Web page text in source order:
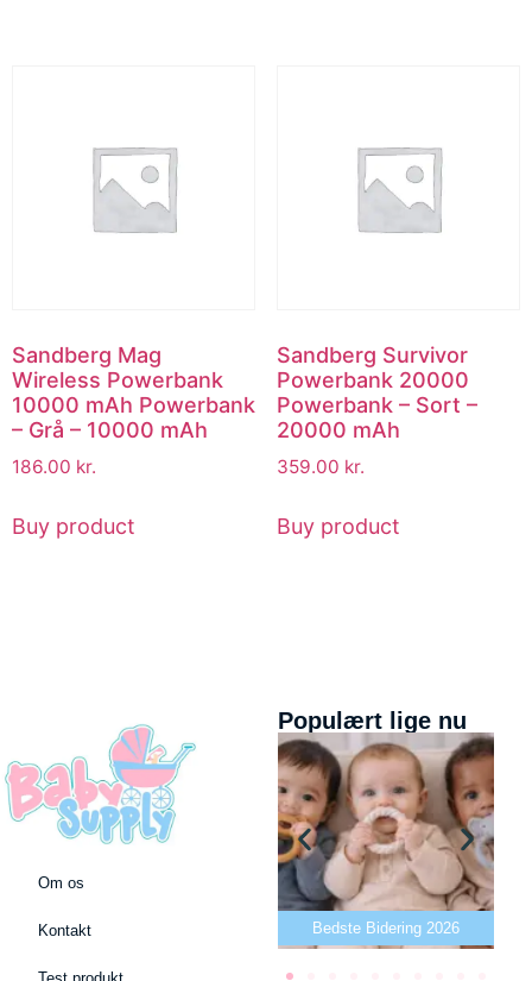
Sandberg Mag
Wireless Powerbank
10000 mAh Powerbank
– Grå – 10000 mAh
186.00 kr.
Buy product
Sandberg Survivor
Powerbank 20000
Powerbank – Sort –
20000 mAh
359.00 kr.
Buy product
Om os
Kontakt
Populært lige nu
Bedste puslepude 2026 Bedste Bidering 2026